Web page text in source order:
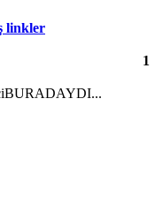
linkler
1